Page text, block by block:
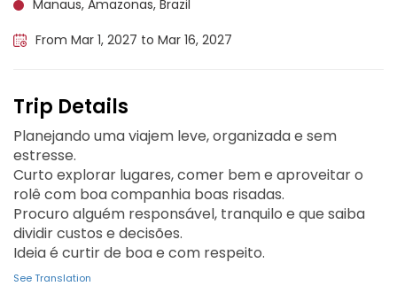
Manaus, Amazonas, Brazil
From Mar 1, 2027 to Mar 16, 2027
Trip Details
Planejando uma viajem leve, organizada e sem
estresse.
Curto explorar lugares, comer bem e aproveitar o
rolê com boa companhia boas risadas.
Procuro alguém responsável, tranquilo e que saiba
dividir custos e decisões.
Ideia é curtir de boa e com respeito.
See Translation